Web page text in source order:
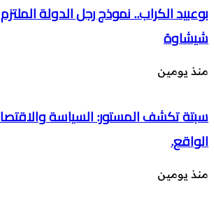
بوعبيد الكراب.. نموذج رجل الدولة
شيشاوة
منذ يومين
سبتة تكشف المستور: السياسة
الواقع.
منذ يومين